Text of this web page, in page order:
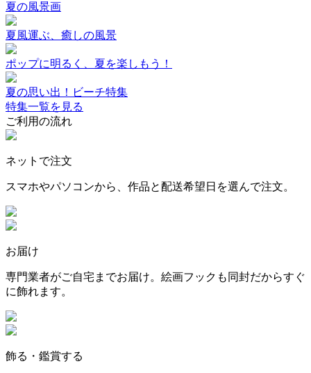
夏の風景画
夏風運ぶ、癒しの風景
ポップに明るく、夏を楽しもう！
夏の思い出！ビーチ特集
特集一覧を見る
ご利用の流れ
ネットで注文
スマホやパソコンから、作品と配送希望日を選んで注文。
お届け
専門業者がご自宅までお届け。絵画フックも同封だからすぐ
に飾れます。
飾る・鑑賞する